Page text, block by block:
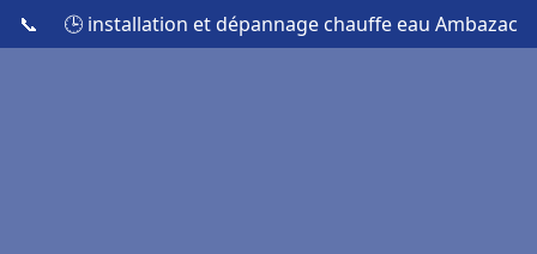
📞 🕒 installation et dépannage chauffe eau Ambazac